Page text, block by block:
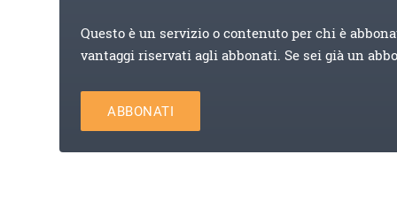
Questo è un servizio o contenuto per chi è
vantaggi riservati agli abbonati. Se sei già un
ABBONATI